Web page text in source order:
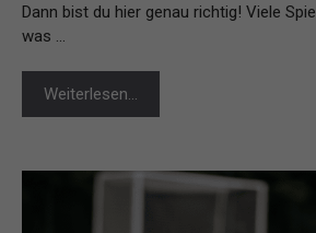
Dann bist du hier genau richtig! Viele
was …
Weiterlesen…